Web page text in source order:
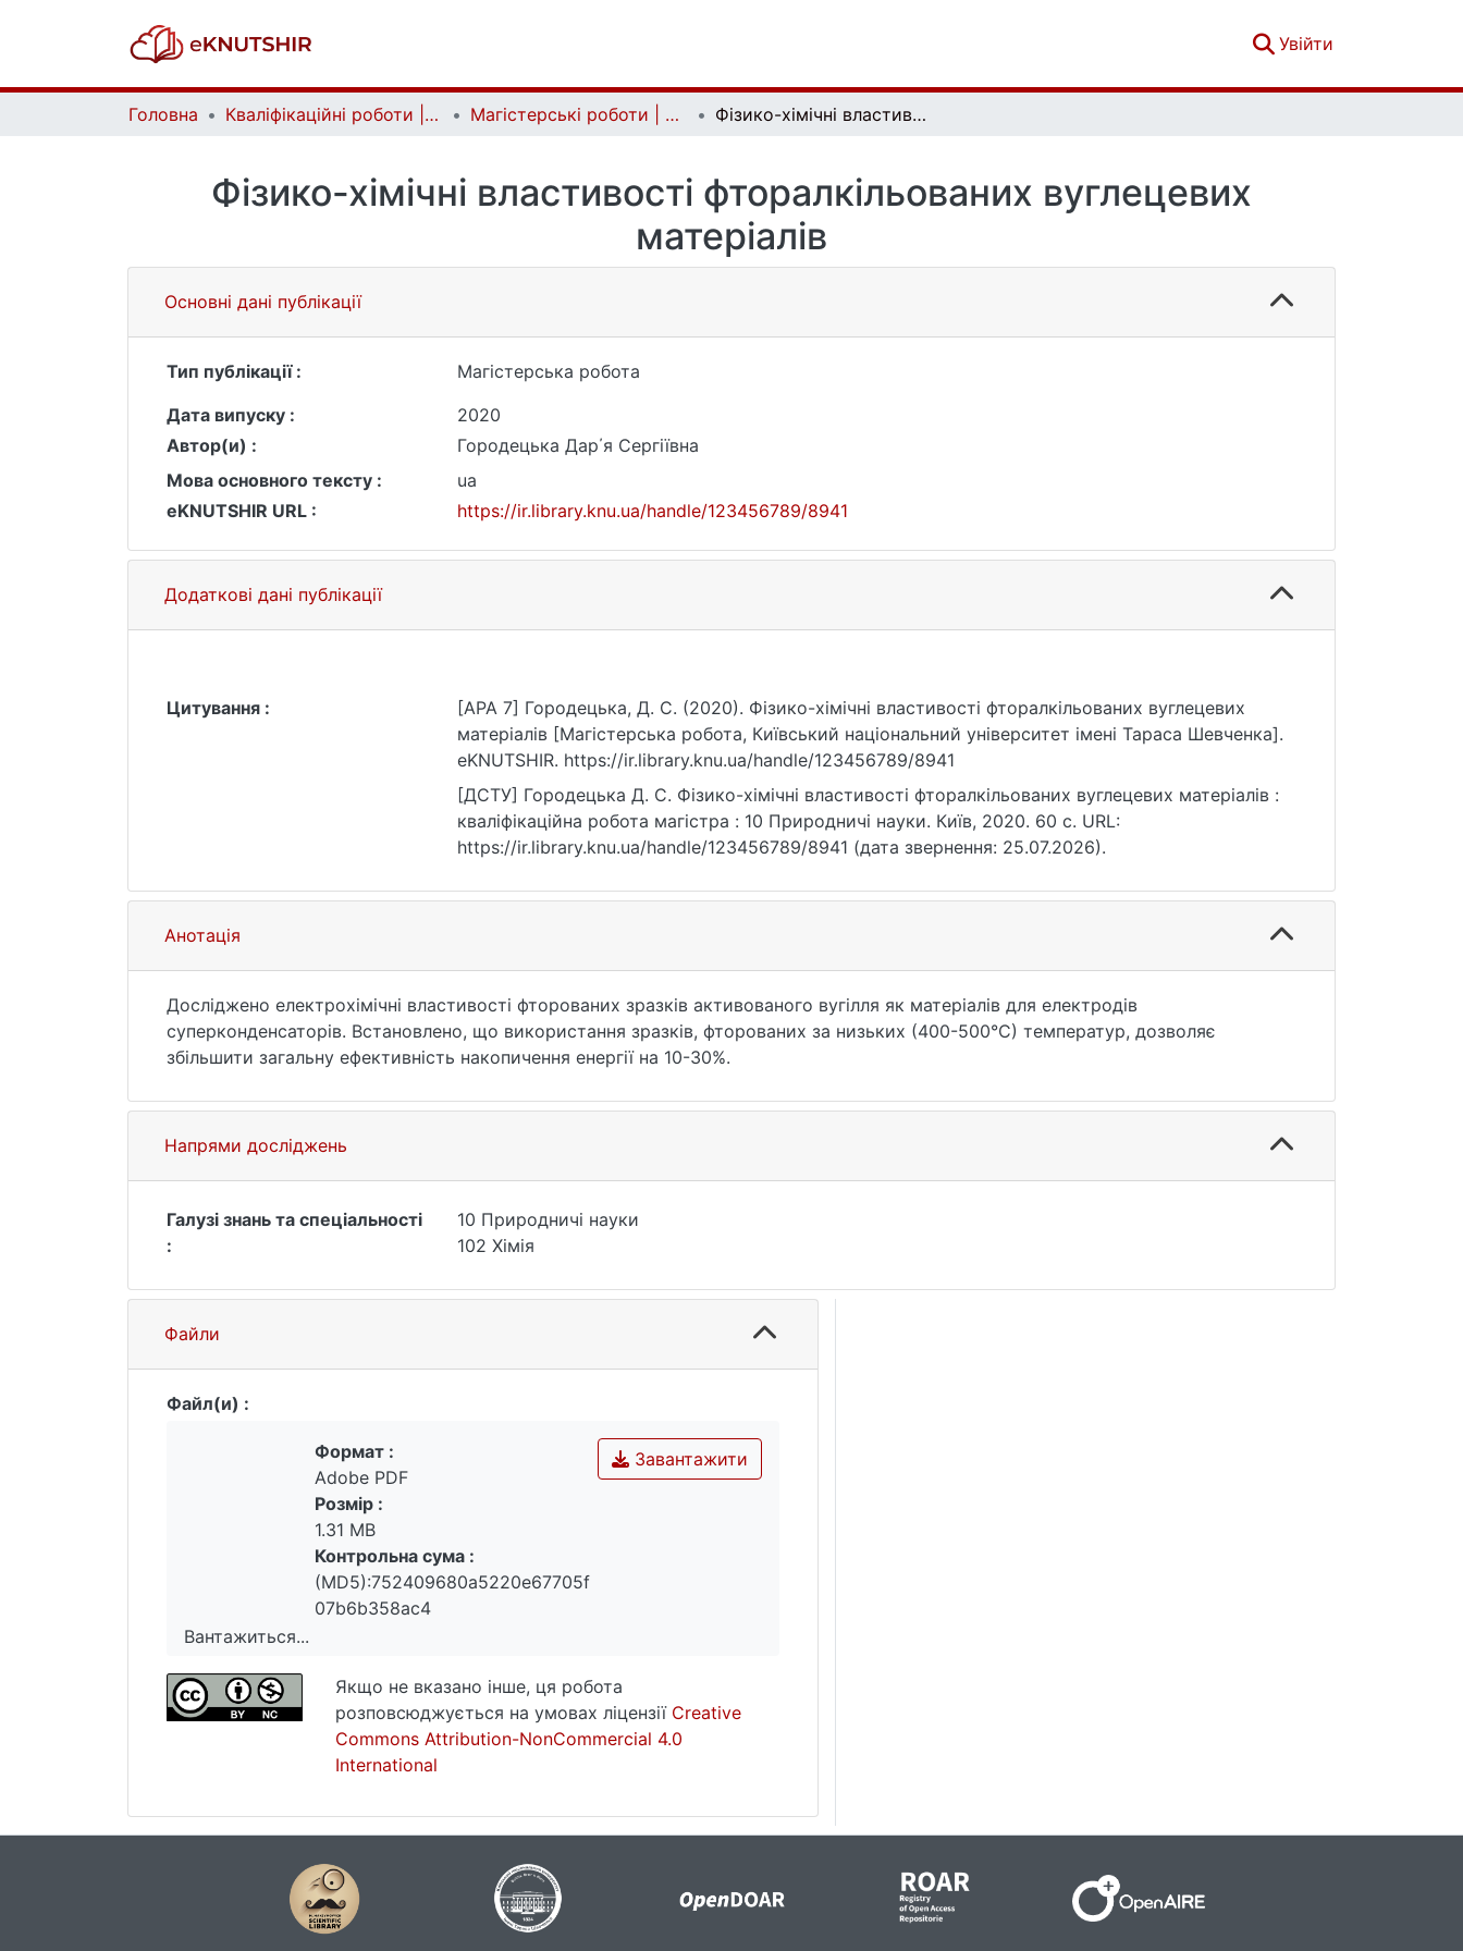
Увійти
Головна Кваліфікаційні роботи | Qualifying works Магістерські роботи | Master's theses Фізико-хімічні властивості фторалкільованих вуглецевих матеріалів
Фізико-хімічні властивості фторалкільованих вуглецевих
матеріалів
Основні дані публікації
Тип публікації :
Магістерська робота
Дата випуску :
2020
Автор(и) :
Городецька Дар΄я Сергіївна
Мова основного тексту :
ua
eKNUTSHIR URL :
https://ir.library.knu.ua/handle/123456789/8941
Додаткові дані публікації
Цитування :
[APA 7] Городецька, Д. С. (2020). Фізико-хімічні властивості фторалкільованих вуглецевих
матеріалів [Магістерська робота, Київський національний університет імені Тараса Шевченка].
eKNUTSHIR. https://ir.library.knu.ua/handle/123456789/8941
[ДСТУ] Городецька Д. С. Фізико-хімічні властивості фторалкільованих вуглецевих матеріалів :
кваліфікаційна робота магістра : 10 Природничі науки. Київ, 2020. 60 с. URL:
https://ir.library.knu.ua/handle/123456789/8941 (дата звернення: 25.07.2026).
Анотація
Досліджено електрохімічні властивості фторованих зразків активованого вугілля як матеріалів для електродів
суперконденсаторів. Встановлено, що використання зразків, фторованих за низьких (400-500°С) температур, дозволяє
збільшити загальну ефективність накопичення енергії на 10-30%.
Напрями досліджень
Галузі знань та спеціальності
:
10 Природничі науки
102 Хімія
Файли
Файл(и) :
Вантажиться...
Вантажиться...
Завантажити
Формат :
Adobe PDF
Розмір :
1.31 MB
Контрольна сума :
(MD5):752409680a5220e67705f
07b6b358ac4
Якщо не вказано інше, ця робота
розповсюджується на умовах ліцензії Creative
Commons Attribution-NonCommercial 4.0
International